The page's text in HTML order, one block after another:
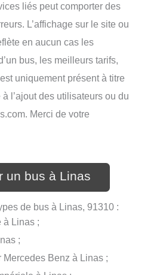
liés peut comporter des
L’affichage sur le site ou
en aucun cas les
bus, les meilleurs tarifs,
uniquement présent à titre
l’ajout des utilisateurs ou du
Merci de votre
un bus à Linas
de bus à Linas, 91310 :
à Linas ;
;
Mercedes Benz à Linas ;